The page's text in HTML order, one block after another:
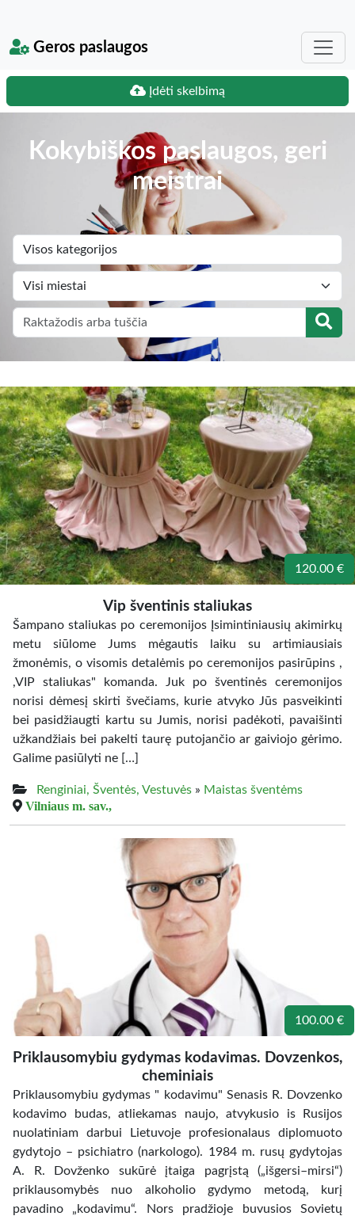
Geros paslaugos
Įdėti skelbimą
Kokybiškos paslaugos, geri
meistrai
120.00 €
Vip šventinis staliukas
Šampano staliukas po ceremonijos Įsimintiniausių akimirkų
metu siūlome Jums mėgautis laiku su artimiausiais
žmonėmis, o visomis detalėmis po ceremonijos pasirūpins ,
,VIP staliukas" komanda. Juk po šventinės ceremonijos
norisi dėmesį skirti švečiams, kurie atvyko Jūs pasveikinti
bei pasidžiaugti kartu su Jumis, norisi padėkoti, pavaišinti
užkandžiais bei pakelti taurę putojančio ar gaiviojo gėrimo.
Galime pasiūlyti ne […]
Renginiai, Šventės, Vestuvės » Maistas šventėms
Vilniaus m. sav.,
100.00 €
Priklausomybiu gydymas kodavimas. Dovzenkos,
cheminiais
Priklausomybiu gydymas " kodavimu" Senasis R. Dovzenko
kodavimo budas, atliekamas naujo, atvykusio is Rusijos
nuolatiniam darbui Lietuvoje profesionalaus diplomuoto
gydytojo – psichiatro (narkologo). 1984 m. rusų gydytojas
A. R. Dovženko sukūrė įtaiga pagrįstą („išgersi–mirsi“)
priklausomybės nuo alkoholio gydymo metodą, kurį
pavadino „kodavimu“. Nors pradžioje buvusios Sovietų